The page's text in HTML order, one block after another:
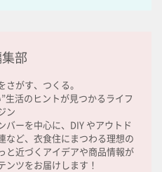
部
さがす、つくる。
生活のヒントが見つかるライフ
ン
バーを中心に、DIY やアウトド
など、衣食住にまつわる理想の
と近づくアイデアや商品情報が
ンツをお届けします！